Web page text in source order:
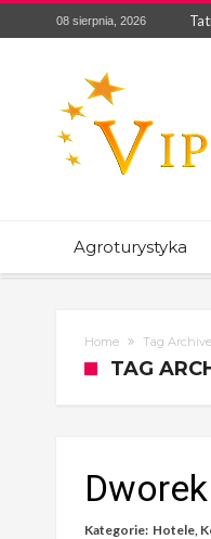
08 sierpnia, 2026
Agroturystyka
Home Tag
TAG
Kategorie: Hotele,